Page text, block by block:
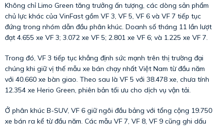
Không chỉ Limo Green tăng trưởng ấn tượng, các dòng sản phẩm
chủ lực khác của VinFast gồm VF 3, VF 5, VF 6 và VF 7 tiếp tục
đứng trong nhóm dẫn đầu phân khúc. Doanh số tháng 11 lần lượt
đạt 4.655 xe VF 3; 3.072 xe VF 5; 2.801 xe VF 6; và 1.225 xe VF 7.
Trong đó, VF 3 tiếp tục khẳng định sức mạnh trên thị trường đại
chúng khi giữ vị thế mẫu xe bán chạy nhất Việt Nam từ đầu năm
với 40.660 xe bàn giao. Theo sau là VF 5 với 38.478 xe, chưa tính
12.354 xe Herio Green, phiên bản tối ưu cho dịch vụ vận tải.
Ở phân khúc B-SUV, VF 6 giữ ngôi đầu bảng với tổng cộng 19.750
xe bán ra kể từ đầu năm. Các mẫu VF 7, VF 8, VF 9 cũng ghi dấu